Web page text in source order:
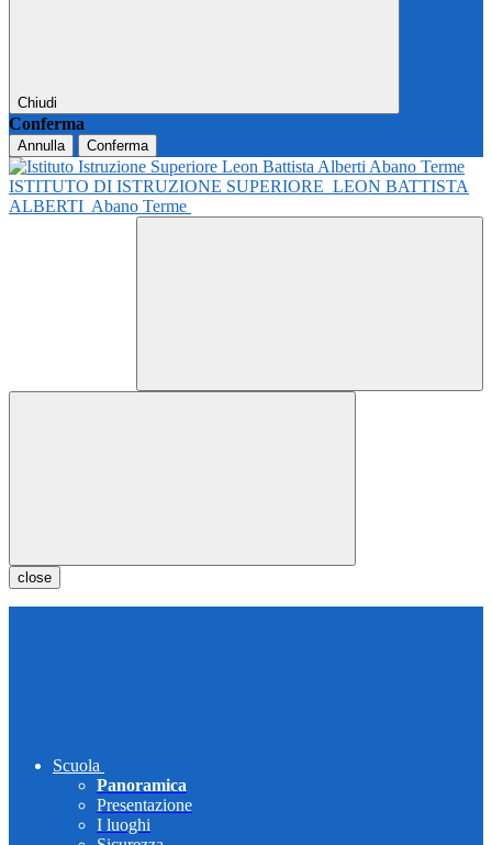
Chiudi
Conferma
Annulla Conferma
ISTITUTO DI ISTRUZIONE SUPERIORE LEON BATTISTA
ALBERTI Abano Terme
close
Scuola
Panoramica
Presentazione
I luoghi